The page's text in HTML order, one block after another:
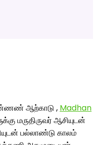
ஆற்காடு , Madhan
மருதிருவர் ஆசியுடன்
பல்லாண்டு காலம்